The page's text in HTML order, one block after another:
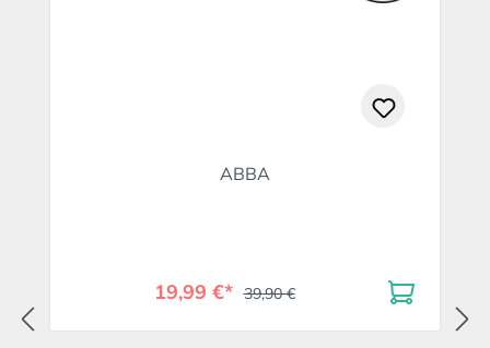
ABBA
19,99 €* 39,90 €